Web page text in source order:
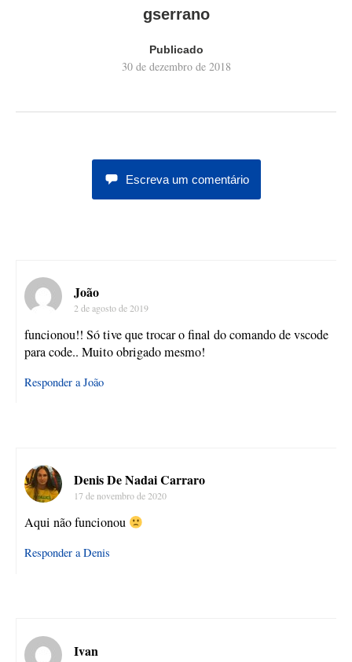
gserrano
Publicado
30 de dezembro de 2018
Escreva um comentário
João
2 de agosto de 2019
funcionou!! Só tive que trocar o final do comando de vscode
para code.. Muito obrigado mesmo!
Responder a João
Denis De Nadai Carraro
17 de novembro de 2020
Aqui não funcionou
Responder a Denis
Ivan